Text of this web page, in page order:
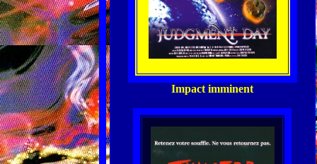
Impact imminent